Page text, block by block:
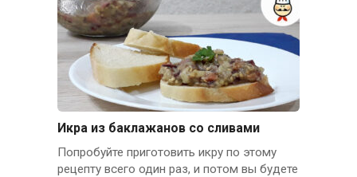
Икра из баклажанов со сливами
Попробуйте приготовить икру по этому
рецепту всего один раз, и потом вы будете